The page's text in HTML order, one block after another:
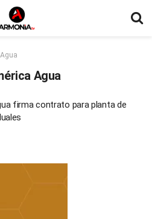
Agua
firma contrato para planta de